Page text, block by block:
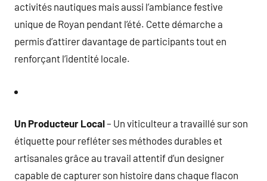
activités nautiques mais aussi l’ambiance festive
unique de Royan pendant l’été. Cette démarche a
permis d’attirer davantage de participants tout en
renforçant l’identité locale.
Un Producteur Local– Un viticulteur a travaillé sur son
étiquette pour refléter ses méthodes durables et
artisanales grâce au travail attentif d’un designer
capable de capturer son histoire dans chaque flacon